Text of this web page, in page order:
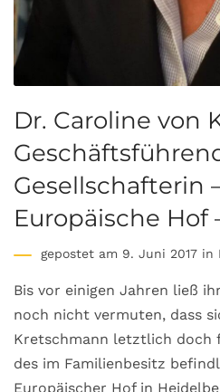
Dr. Caroline von
Gesellschafterin
Europäische Hof
gepostet am 9. Juni 2017 in
Bis vor einigen Jahren ließ
noch nicht vermuten, dass
Kretschmann letztlich doch
des im Familienbesitz
Europäischer Hof in